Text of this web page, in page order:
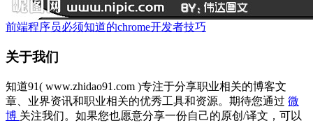
前端程序员必须知道的chrome开发者技巧
关于我们
知道91( www.zhidao91.com )专注于分享职业相关的博客文
章、业界资讯和职业相关的优秀工具和资源。期待您通过 微
博 关注我们。如果您也愿意分享一份自己的原创/译文，可以